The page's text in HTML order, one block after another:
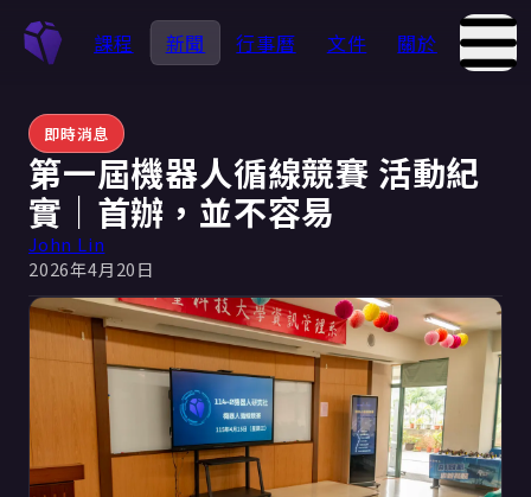
課程 新聞 行事曆 文件 關於
即時消息
第一屆機器人循線競賽 活動紀
實｜首辦，並不容易
John Lin
2026年4月20日